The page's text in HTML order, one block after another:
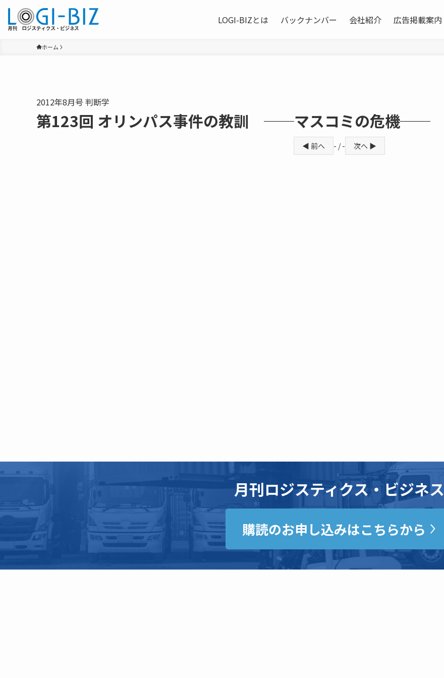
LOGI-BIZとは バックナンバー 会社紹介 広告掲載案内
ホーム
2012年8月号 判断学
第123回 オリンパス事件の教訓 ──マスコミの危機──
◀ 前へ - / - 次へ ▶
月刊ロジスティクス・ビジネス
購読のお申し込みはこちらから